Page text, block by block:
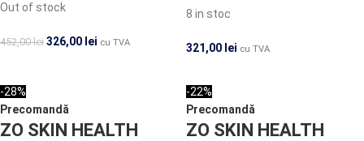
Out of stock
452,00lei 326,00 lei cu TVA
8 in stoc
321,00 lei cu TVA
-28%
Precomandă
ZO SKIN HEALTH
-22%
Precomandă
ZO SKIN HEALTH